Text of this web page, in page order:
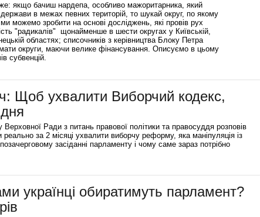
якщо бачиш нардепа, особливо мажоритарника, який
в межах певних територій, то шукай округ, по якому
можемо зробити на основі досліджень, які провів рух
"радикалів" щонайменше в шести округах у Київській,
областях; списочників з керівництва Блоку Петра
округи, маючи велике фінансування. Описуємо в цьому
субвенцій.
Щоб ухвалити Виборчий кодекс,
Ради з питань правової політики та правосуддя розповів
за 2 місяці ухвалити виборчу реформу, яка маніпуляція із
засіданні парламенту і чому саме зараз потрібно
українці обиратимуть парламент?